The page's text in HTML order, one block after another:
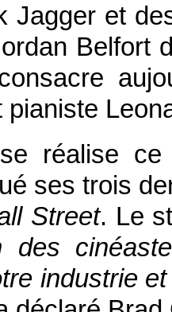
Jagger et
Belfort
pianiste
réalise
ses trois
Street. Le
des
industrie